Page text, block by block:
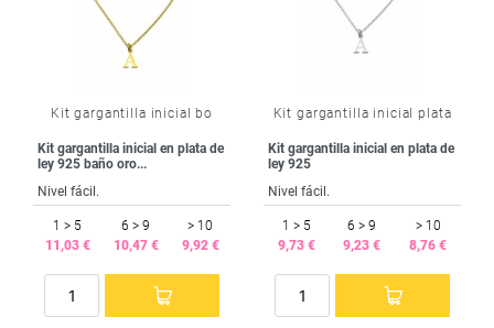
Kit gargantilla inicial bo
Kit gargantilla inicial en plata de
ley 925 baño oro...
Nivel fácil.
1 > 5
11,03 €
6 > 9
10,47 €
> 10
9,92 €
Kit gargantilla inicial plata
Kit gargantilla inicial en plata de
ley 925
Nivel fácil.
1 > 5
9,73 €
6 > 9
9,23 €
> 10
8,76 €